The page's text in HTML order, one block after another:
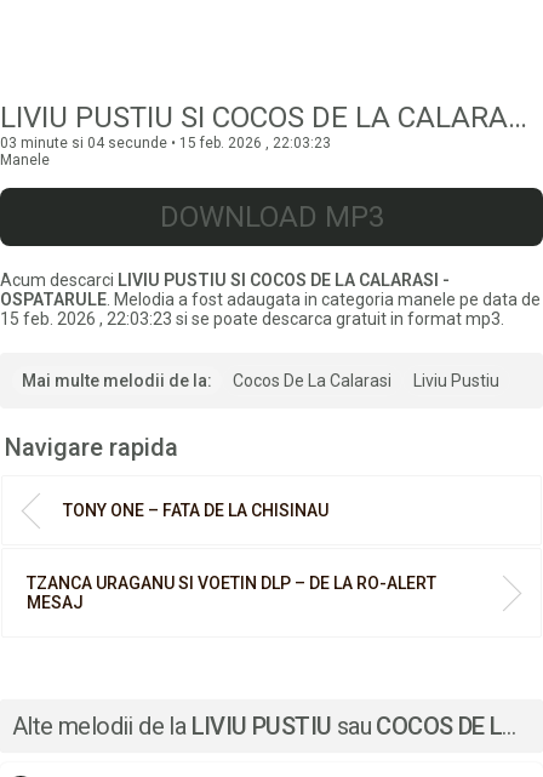
LIVIU PUSTIU SI COCOS DE LA CALARASI – OSPATARULE
03 minute si 04 secunde • 15 feb. 2026 , 22:03:23
Manele
DOWNLOAD MP3
Acum descarci LIVIU PUSTIU SI COCOS DE LA CALARASI -
OSPATARULE . Melodia a fost adaugata in categoria manele pe data de
15 feb. 2026 , 22:03:23 si se poate descarca gratuit in format mp3.
Mai multe melodii de la: Cocos De La Calarasi Liviu Pustiu
Navigare rapida
TONY ONE – FATA DE LA CHISINAU
TZANCA URAGANU SI VOETIN DLP – DE LA RO-ALERT
MESAJ
Alte melodii de la LIVIU PUSTIU sau COCOS DE LA CALARASI